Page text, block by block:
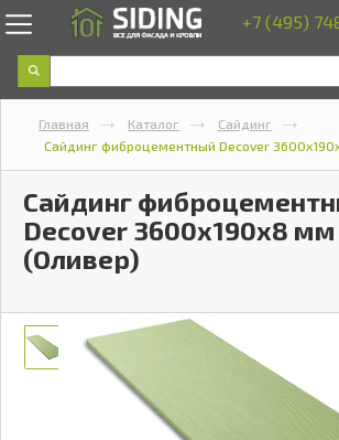
+7 (495)
Главная Каталог
Сайдинг
Сайдинг фиброцементный Decover
Сайдинг
Decover 3600х190х8
(Оливер)